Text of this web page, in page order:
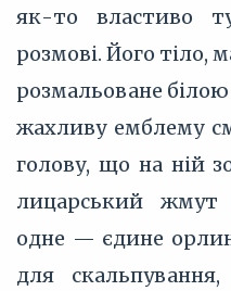
як-то властиво
розмові. Його тіло,
розмальоване
жахливу емблему
голову, що на ній
лицарський жмут
одне — єдине
для скальпування,